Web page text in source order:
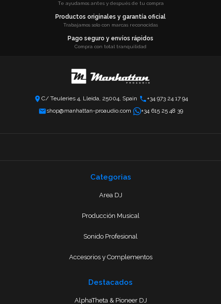
Te ayudamos antes y después de tu compra
Productos originales y garantía oficial
Trabajamos solo con marcas reconocidas
Pago seguro y envíos rápidos
Compra con total tranquilidad
C/ Teuleries 4, Lleida, 25004, Spain
+34 973 24 17 94
shop@manhattan-proaudio.com
+34 615 25 48 39
Categorias
Area DJ
Producción Musical
Sonido Profesional
Accesorios y Complementos
Destacados
AlphaTheta & Pioneer DJ